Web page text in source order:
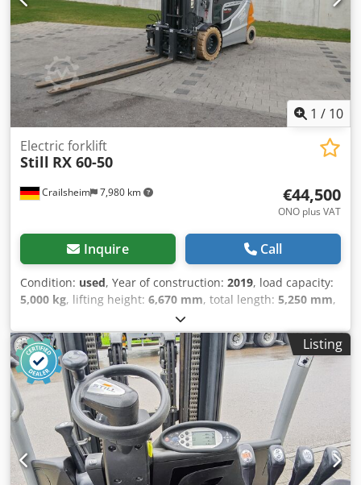
1 / 10
Crailsheim 7,980 km
Electric forklift
Still RX 60-50
€44,500
ONO plus VAT
Inquire Call
Condition: used, Year of construction: 2019, load capacity:
5,000 kg, lifting height: 6,670 mm, total length: 5,250 mm,
- Bedienung Sitz - Tragfähigkeit 5,0to - Lastabstand 535
mm - Achslast vorn mit Last 11547 kg - Achslast hinten mit
Last 1154 kg - Achslast vorn ohne Last 3845 kg - Achslast
hinten ohne Last 3866 kg - Bereifung SE - Räder, Anzahl
vorn (x = angetrieben) 2x - Räder, Anzahl hinten (x =
angetrieben) 2 - Spur vorn mm 1104 - Spur hinten mm 920
- Neigung Hubgerüst/Gabelträger, vor ° 3 - Neigung
Hubgerüst/Gabelträger, zurück ° 6 - Kupplungshöhe mm
546/421 - Arbeitsgangbreite bei Palette 1000 x 1200 quer
mm 4284 - Arbeitsgangbreite bei Palette 800 x 1200 längs -
Listing